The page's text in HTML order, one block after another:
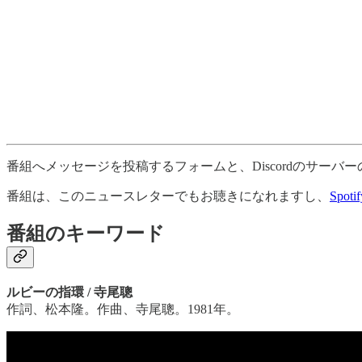
番組へメッセージを投稿するフォームと、Discordのサーバ
番組は、このニュースレターでもお聴きになれますし、
番組のキーワード
ルビーの指環 / 寺尾聰
作詞、松本隆。作曲、寺尾聰。1981年。